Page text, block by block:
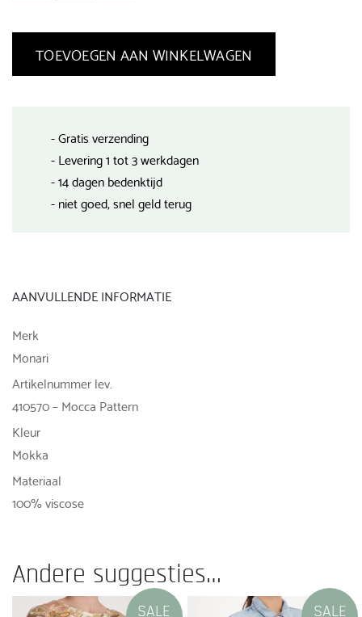
TOEVOEGEN AAN WINKELWAGEN
- Gratis verzending
- Levering 1 tot 3 werkdagen
- 14 dagen bedenktijd
- niet goed, snel geld terug
AANVULLENDE INFORMATIE
Merk
Monari
Artikelnummer lev.
410570 – Mocca Pattern
Kleur
Mokka
Materiaal
100% viscose
Andere suggesties…
SALE SALE